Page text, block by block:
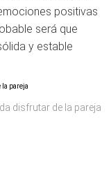
positivas
será que
y estable
disfrutar de la pareja